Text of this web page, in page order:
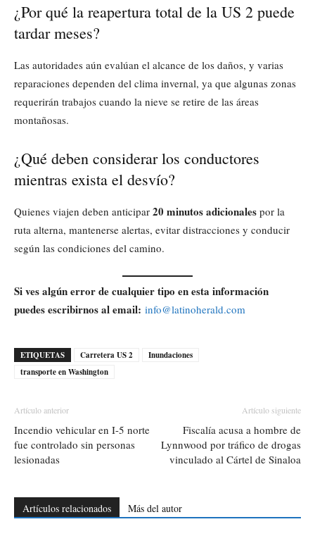
¿Por qué la reapertura total de la US 2 puede
tardar meses?
Las autoridades aún evalúan el alcance de los daños, y varias
reparaciones dependen del clima invernal, ya que algunas zonas
requerirán trabajos cuando la nieve se retire de las áreas
montañosas.
¿Qué deben considerar los conductores
mientras exista el desvío?
Quienes viajen deben anticipar 20 minutos adicionales por la
ruta alterna, mantenerse alertas, evitar distracciones y conducir
según las condiciones del camino.
Si ves algún error de cualquier tipo en esta información
puedes escribirnos al email: info@latinoherald.com
ETIQUETAS Carretera US 2
Inundaciones
transporte en Washington
Artículo anterior
Incendio vehicular en I-5 norte
fue controlado sin personas
lesionadas
Artículo siguiente
Fiscalía acusa a hombre de
Lynnwood por tráfico de drogas
vinculado al Cártel de Sinaloa
Artículos relacionados Más del autor